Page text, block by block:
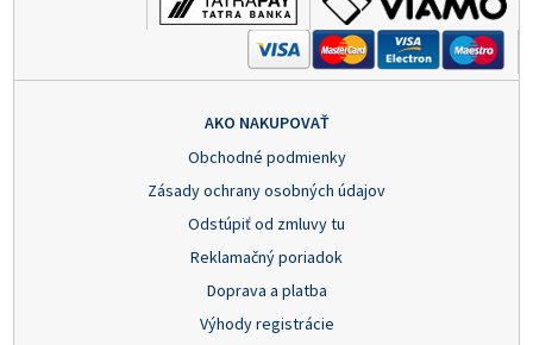
AKO NAKUPOVAŤ
Obchodné podmienky
Zásady ochrany osobných údajov
Odstúpiť od zmluvy tu
Reklamačný poriadok
Doprava a platba
Výhody registrácie